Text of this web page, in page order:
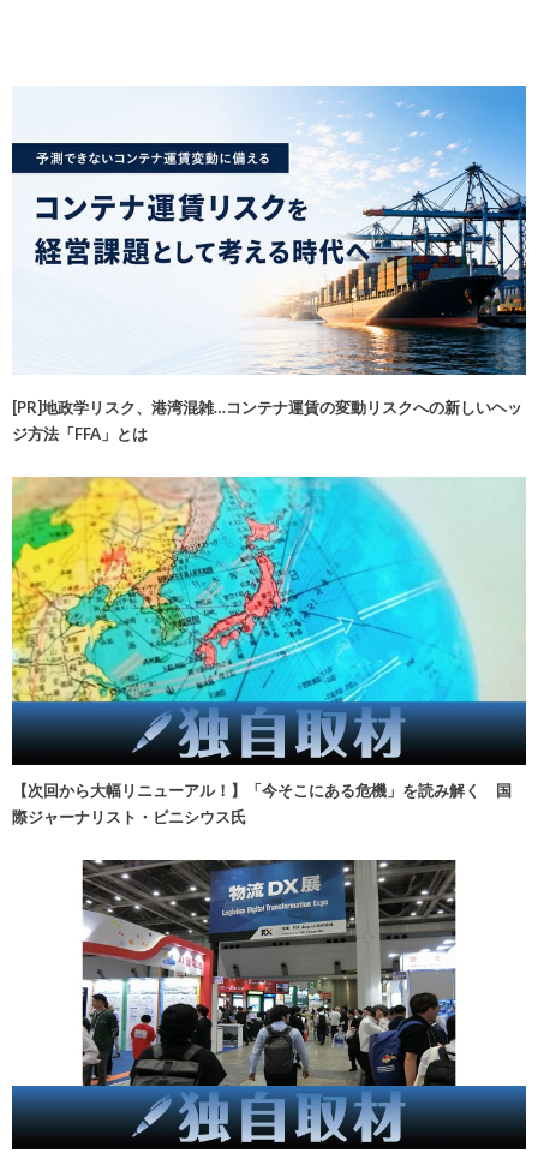
[PR]地政学リスク、港湾混雑…コンテナ運賃の変動リスクへの新しいヘッ
ジ方法「FFA」とは
【次回から大幅リニューアル！】「今そこにある危機」を読み解く 国
際ジャーナリスト・ビニシウス氏